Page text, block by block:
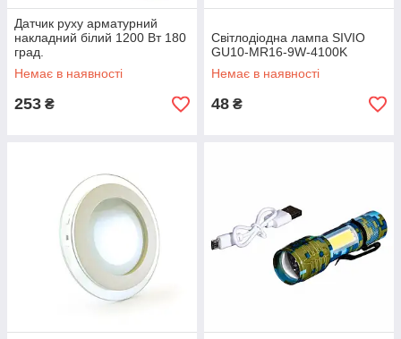
Датчик руху арматурний
накладний білий 1200 Вт 180
град.
Немає в наявності
253 ₴
Світлодіодна лампа SIVIO
GU10-MR16-9W-4100K
Немає в наявності
48 ₴